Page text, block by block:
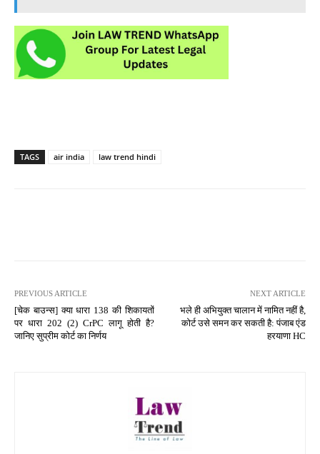
TAGS air india law trend hindi
PREVIOUS ARTICLE
[चेक बाउन्स] क्या धारा 138 की शिकायतों
पर धारा 202 (2) CrPC लागू होती है?
जानिए सुप्रीम कोर्ट का निर्णय
NEXT ARTICLE
भले ही अभियुक्त चालान में नामित नहीं है,
कोर्ट उसे समन कर सकती है: पंजाब एंड
हरयाणा HC